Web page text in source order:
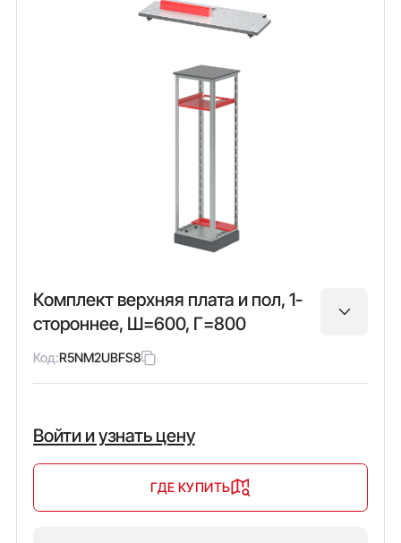
Комплект верхняя плата и пол, 1-
стороннее, Ш=600, Г=800
Код:R5NM2UBFS8
Войти и узнать цену
ГДЕ КУПИТЬ